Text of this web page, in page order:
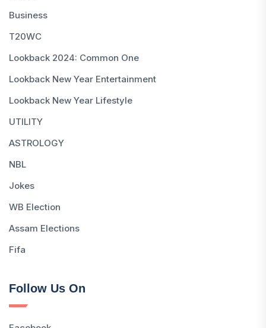
Business
T20WC
Lookback 2024: Common One
Lookback New Year Entertainment
Lookback New Year Lifestyle
UTILITY
ASTROLOGY
NBL
Jokes
WB Election
Assam Elections
Fifa
Follow Us On